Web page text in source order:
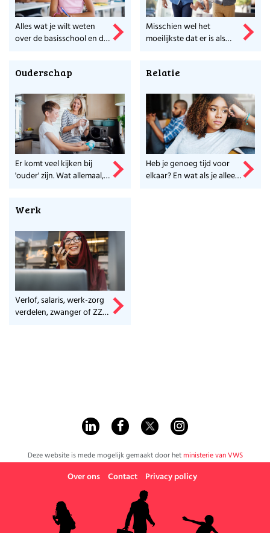
Alles wat je wilt weten
over de basisschool en de
Misschien wel het
moeilijkste dat er is als
Ouderschap
Er komt veel kijken bij
'ouder' zijn. Wat allemaal,
Relatie
Heb je genoeg tijd voor
elkaar? En wat als je alleen
Werk
Verlof, salaris, werk-zorg
verdelen, zwanger of ZZP-
Deze website is mede mogelijk gemaakt door het ministerie van VWS
Over ons Contact Privacy policy